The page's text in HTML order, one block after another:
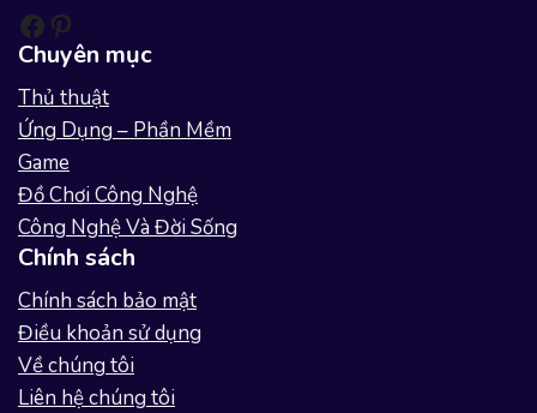
Facebook
Pinterest
Chuyên mục
Thủ thuật
Ứng Dụng – Phần Mềm
Game
Đồ Chơi Công Nghệ
Công Nghệ Và Đời Sống
Chính sách
Chính sách bảo mật
Điều khoản sử dụng
Về chúng tôi
Liên hệ chúng tôi